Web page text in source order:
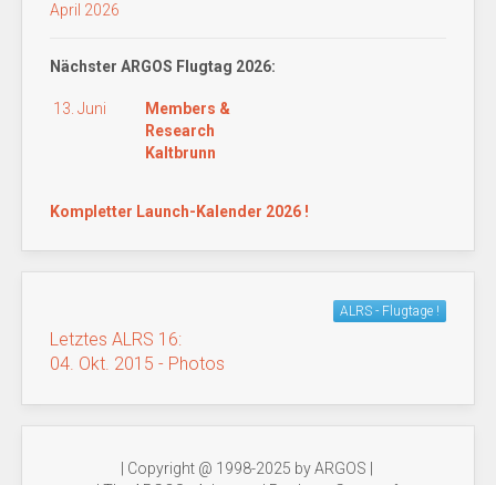
April 2026
Nächster ARGOS Flugtag 2026:
13. Juni
Members &
Research
Kaltbrunn
Kompletter Launch-Kalender 2026 !
ALRS - Flugtage !
Letztes ALRS 16:
04. Okt. 2015 - Photos
| Copyright @ 1998-2025 by ARGOS |